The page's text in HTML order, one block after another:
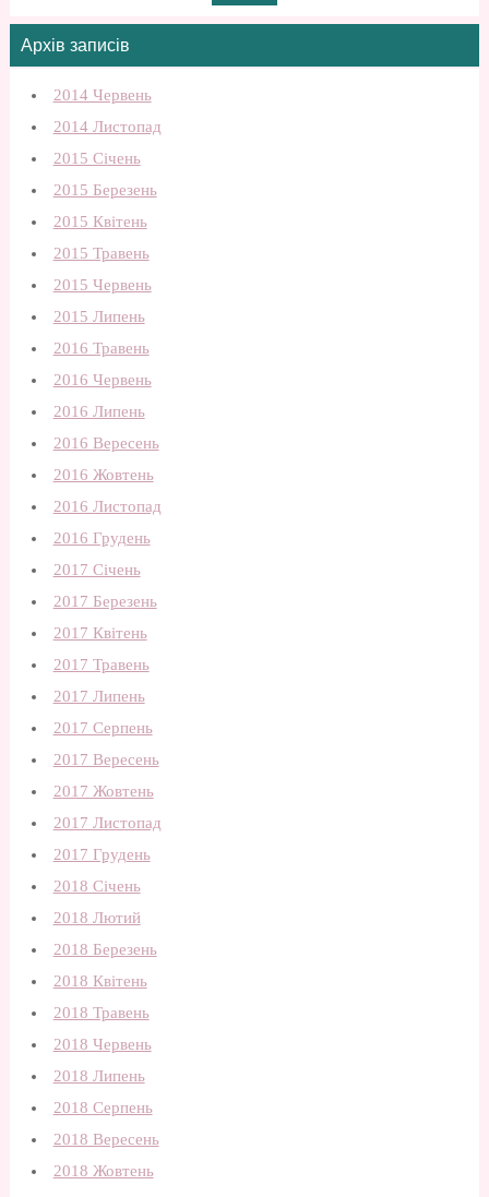
Архів записів
2014 Червень
2014 Листопад
2015 Січень
2015 Березень
2015 Квітень
2015 Травень
2015 Червень
2015 Липень
2016 Травень
2016 Червень
2016 Липень
2016 Вересень
2016 Жовтень
2016 Листопад
2016 Грудень
2017 Січень
2017 Березень
2017 Квітень
2017 Травень
2017 Липень
2017 Серпень
2017 Вересень
2017 Жовтень
2017 Листопад
2017 Грудень
2018 Січень
2018 Лютий
2018 Березень
2018 Квітень
2018 Травень
2018 Червень
2018 Липень
2018 Серпень
2018 Вересень
2018 Жовтень